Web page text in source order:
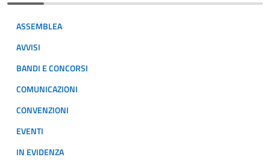
ASSEMBLEA
AVVISI
BANDI E CONCORSI
COMUNICAZIONI
CONVENZIONI
EVENTI
IN EVIDENZA